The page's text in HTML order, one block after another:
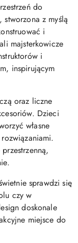
do
stworzona z myślą
i
majsterkowicze
i
inspirującym
oraz liczne
Dzieci
własne
sprawdzi się
czy w
doskonale
miejsce do